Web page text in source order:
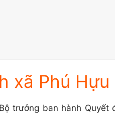
xã Phú Hựu
trưởng ban hành